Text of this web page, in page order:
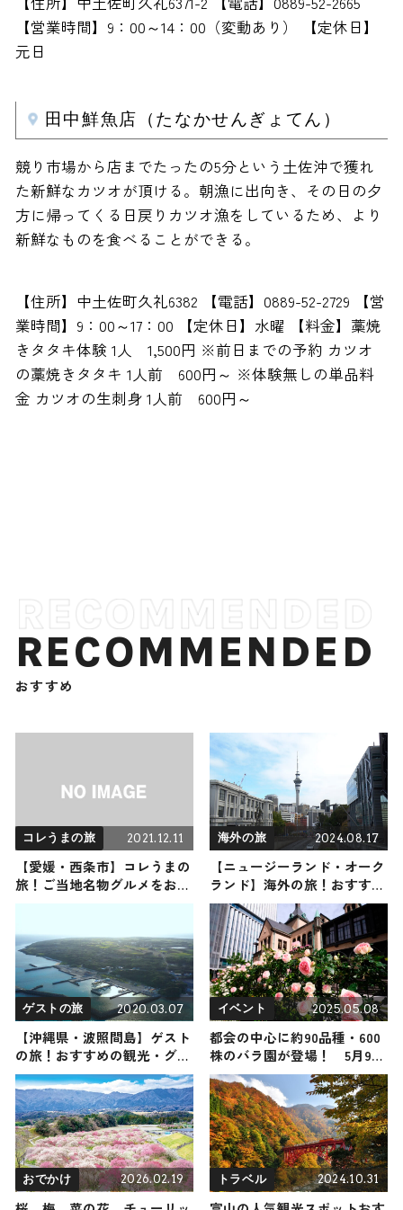
【営業時間】9：00～14：00（変動あり） 【定休日】
元日
田中鮮魚店（たなかせんぎょてん）
競り市場から店までたったの5分という土佐沖で獲れ
た新鮮なカツオが頂ける。朝漁に出向き、その日の夕
方に帰ってくる日戻りカツオ漁をしているため、より
新鮮なものを食べることができる。
【住所】中土佐町久礼6382 【電話】0889-52-2729 【営
業時間】9：00～17：00 【定休日】水曜 【料金】藁焼
きタタキ体験 1人 1,500円 ※前日までの予約 カツオ
の藁焼きタタキ 1人前 600円～ ※体験無しの単品料
金 カツオの生刺身 1人前 600円～
RECOMMENDED
おすすめ
コレうまの旅 2021.12.11
【愛媛・西条市】コレうまの
旅！ご当地名物グルメをお届
け
海外の旅 2024.08.17
【ニュージーランド・オーク
ランド】海外の旅！おすすめ
観光スポットやグルメをリポ
ート 2024年8月17日放送
ゲストの旅 2020.03.07
【沖縄県・波照間島】ゲスト
の旅！おすすめの観光・グル
メをご紹介
イベント 2025.05.08
都会の中心に約90品種・600
株のバラ園が登場！ 5月9日
（金）から東京ガーデンテラ
ス紀尾井町で「KIOI ROSE
WEEK 2025」が開催
おでかけ 2026.02.19 トラベル 2024.10.31